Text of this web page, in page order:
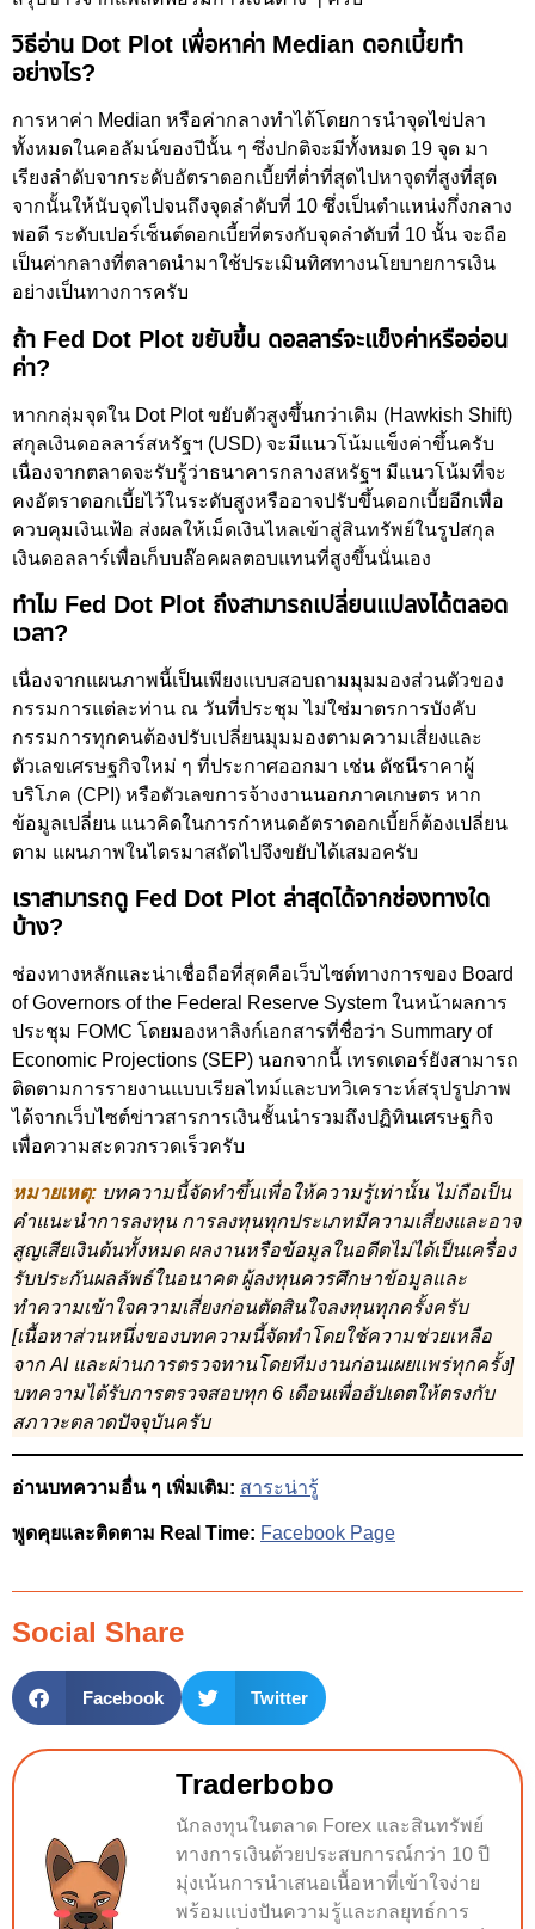
วิธีอ่าน Dot Plot เพื่อหาค่า Median ดอกเบี้ยทำ
อย่างไร?
การหาค่า Median หรือค่ากลางทำได้โดยการนำจุดไข่ปลา
ทั้งหมดในคอลัมน์ของปีนั้น ๆ ซึ่งปกติจะมีทั้งหมด 19 จุด มา
เรียงลำดับจากระดับอัตราดอกเบี้ยที่ต่ำที่สุดไปหาจุดที่สูงที่สุด
จากนั้นให้นับจุดไปจนถึงจุดลำดับที่ 10 ซึ่งเป็นตำแหน่งกึ่งกลาง
พอดี ระดับเปอร์เซ็นต์ดอกเบี้ยที่ตรงกับจุดลำดับที่ 10 นั้น จะถือ
เป็นค่ากลางที่ตลาดนำมาใช้ประเมินทิศทางนโยบายการเงิน
อย่างเป็นทางการครับ
ถ้า Fed Dot Plot ขยับขึ้น ดอลลาร์จะแข็งค่าหรืออ่อน
ค่า?
หากกลุ่มจุดใน Dot Plot ขยับตัวสูงขึ้นกว่าเดิม (Hawkish Shift)
สกุลเงินดอลลาร์สหรัฐฯ (USD) จะมีแนวโน้มแข็งค่าขึ้นครับ
เนื่องจากตลาดจะรับรู้ว่าธนาคารกลางสหรัฐฯ มีแนวโน้มที่จะ
คงอัตราดอกเบี้ยไว้ในระดับสูงหรืออาจปรับขึ้นดอกเบี้ยอีกเพื่อ
ควบคุมเงินเฟ้อ ส่งผลให้เม็ดเงินไหลเข้าสู่สินทรัพย์ในรูปสกุล
เงินดอลลาร์เพื่อเก็บบล๊อคผลตอบแทนที่สูงขึ้นนั่นเอง
ทำไม Fed Dot Plot ถึงสามารถเปลี่ยนแปลงได้ตลอด
เวลา?
เนื่องจากแผนภาพนี้เป็นเพียงแบบสอบถามมุมมองส่วนตัวของ
กรรมการแต่ละท่าน ณ วันที่ประชุม ไม่ใช่มาตรการบังคับ
กรรมการทุกคนต้องปรับเปลี่ยนมุมมองตามความเสี่ยงและ
ตัวเลขเศรษฐกิจใหม่ ๆ ที่ประกาศออกมา เช่น ดัชนีราคาผู้
บริโภค (CPI) หรือตัวเลขการจ้างงานนอกภาคเกษตร หาก
ข้อมูลเปลี่ยน แนวคิดในการกำหนดอัตราดอกเบี้ยก็ต้องเปลี่ยน
ตาม แผนภาพในไตรมาสถัดไปจึงขยับได้เสมอครับ
เราสามารถดู Fed Dot Plot ล่าสุดได้จากช่องทางใด
บ้าง?
ช่องทางหลักและน่าเชื่อถือที่สุดคือเว็บไซต์ทางการของ Board
of Governors of the Federal Reserve System ในหน้าผลการ
ประชุม FOMC โดยมองหาลิงก์เอกสารที่ชื่อว่า Summary of
Economic Projections (SEP) นอกจากนี้ เทรดเดอร์ยังสามารถ
ติดตามการรายงานแบบเรียลไทม์และบทวิเคราะห์สรุปรูปภาพ
ได้จากเว็บไซต์ข่าวสารการเงินชั้นนำรวมถึงปฏิทินเศรษฐกิจ
เพื่อความสะดวกรวดเร็วครับ
หมายเหตุ: บทความนี้จัดทำขึ้นเพื่อให้ความรู้เท่านั้น ไม่ถือเป็น
คำแนะนำการลงทุน การลงทุนทุกประเภทมีความเสี่ยงและอาจ
สูญเสียเงินต้นทั้งหมด ผลงานหรือข้อมูลในอดีตไม่ได้เป็นเครื่อง
รับประกันผลลัพธ์ในอนาคต ผู้ลงทุนควรศึกษาข้อมูลและ
ทำความเข้าใจความเสี่ยงก่อนตัดสินใจลงทุนทุกครั้งครับ
[เนื้อหาส่วนหนึ่งของบทความนี้จัดทำโดยใช้ความช่วยเหลือ
จาก AI และผ่านการตรวจทานโดยทีมงานก่อนเผยแพร่ทุกครั้ง]
บทความได้รับการตรวจสอบทุก 6 เดือนเพื่ออัปเดตให้ตรงกับ
สภาวะตลาดปัจจุบันครับ
อ่านบทความอื่น ๆ เพิ่มเติม: สาระน่ารู้
พูดคุยและติดตาม Real Time: Facebook Page
Social Share
Facebook Twitter
Traderbobo
นักลงทุนในตลาด Forex และสินทรัพย์
ทางการเงินด้วยประสบการณ์กว่า 10 ปี
มุ่งเน้นการนำเสนอเนื้อหาที่เข้าใจง่าย
พร้อมแบ่งปันความรู้และกลยุทธ์การ